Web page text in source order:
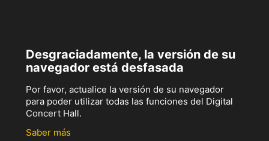
Desgraciadamente, la versión de su
navegador está desfasada
Por favor, actualice la versión de su navegador
para poder utilizar todas las funciones del Digital
Concert Hall.
Saber más